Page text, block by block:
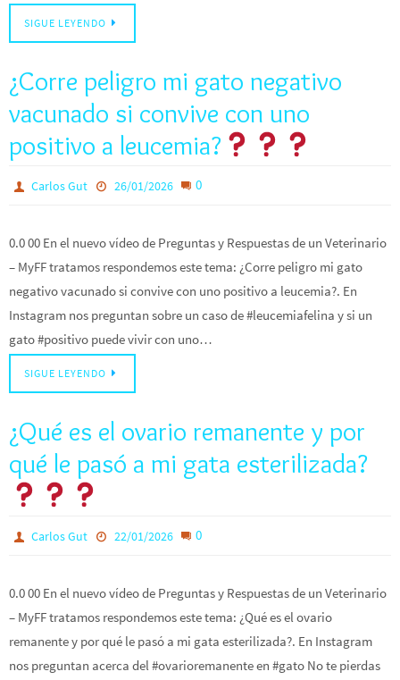
SIGUE LEYENDO
¿Corre peligro mi gato negativo
vacunado si convive con uno
positivo a leucemia?
Carlos Gut 26/01/2026 0
0.0 00 En el nuevo vídeo de Preguntas y Respuestas de un Veterinario
– MyFF tratamos respondemos este tema: ¿Corre peligro mi gato
negativo vacunado si convive con uno positivo a leucemia?. En
Instagram nos preguntan sobre un caso de #leucemiafelina y si un
gato #positivo puede vivir con uno…
SIGUE LEYENDO
¿Qué es el ovario remanente y por
qué le pasó a mi gata esterilizada?
Carlos Gut 22/01/2026 0
0.0 00 En el nuevo vídeo de Preguntas y Respuestas de un Veterinario
– MyFF tratamos respondemos este tema: ¿Qué es el ovario
remanente y por qué le pasó a mi gata esterilizada?. En Instagram
nos preguntan acerca del #ovarioremanente en #gato No te pierdas